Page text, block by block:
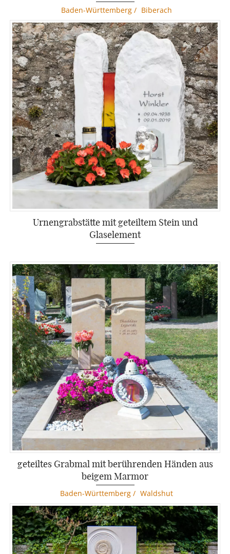
Baden-Württemberg/ Biberach
Urnengrabstätte mit geteiltem Stein und
Glaselement
geteiltes Grabmal mit berührenden Händen aus
beigem Marmor
Baden-Württemberg/ Waldshut